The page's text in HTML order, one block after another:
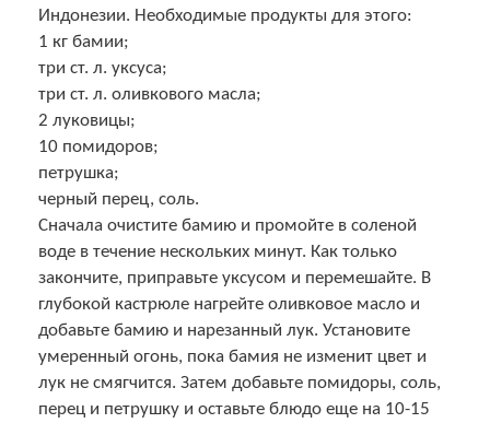
Индонезии. Необходимые продукты для этого:
1 кг бамии;
три ст. л. уксуса;
три ст. л. оливкового масла;
2 луковицы;
10 помидоров;
петрушка;
черный перец, соль.
Сначала очистите бамию и промойте в соленой
воде в течение нескольких минут. Как только
закончите, приправьте уксусом и перемешайте. В
глубокой кастрюле нагрейте оливковое масло и
добавьте бамию и нарезанный лук. Установите
умеренный огонь, пока бамия не изменит цвет и
лук не смягчится. Затем добавьте помидоры, соль,
перец и петрушку и оставьте блюдо еще на 10-15